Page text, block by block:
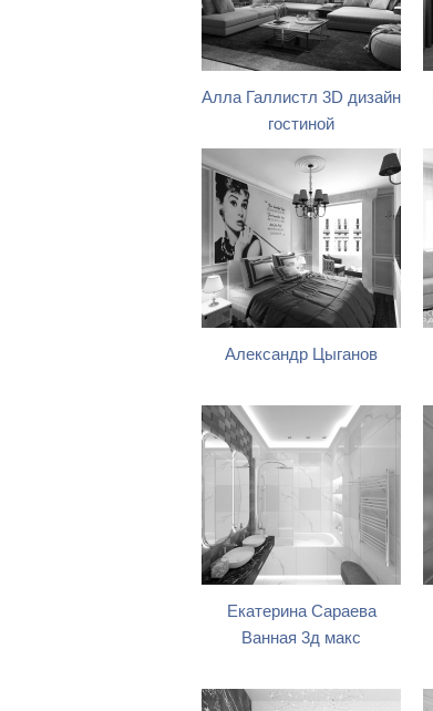
Алла Галлистл 3D дизайн
гостиной
Александр Цыганов
Екатерина Сараева
Ванная 3д макс